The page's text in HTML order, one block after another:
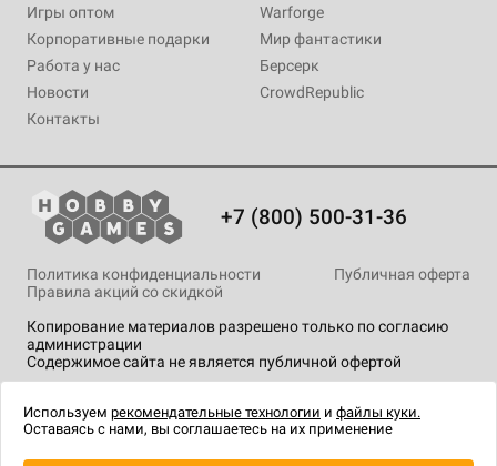
Игры оптом
Корпоративные подарки
Работа у нас
Новости
Контакты
Warforge
Мир фантастики
Берсерк
CrowdRepublic
+7 (800) 500-31-36
Копирование материалов разрешено только по согласию
администрации
Содержимое сайта не является публичной офертой
Политика конфиденциальности
Публичная оферта
Правила акций со скидкой
технологии .
Используем рекомендательные технологии и файлы куки.
Оставаясь с нами, вы соглашаетесь на их применение